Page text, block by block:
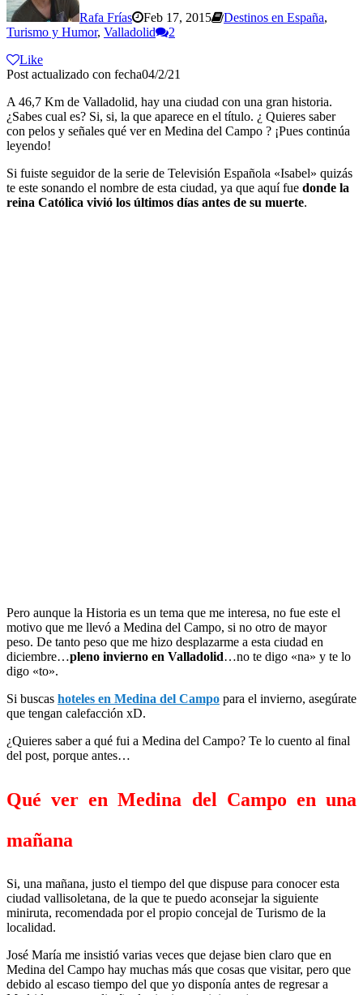
Rafa Frías Feb 17, 2015 Destinos en España,
Turismo y Humor, Valladolid
2
Like
Post actualizado con fecha04/2/21
A 46,7 Km de Valladolid, hay una ciudad con una gran historia.
¿Sabes cual es? Si, si, la que aparece en el título. ¿ Quieres saber
con pelos y señales qué ver en Medina del Campo ? ¡Pues continúa
leyendo!
Si fuiste seguidor de la serie de Televisión Española «Isabel» quizás
te este sonando el nombre de esta ciudad, ya que aquí fue donde la
reina Católica vivió los últimos días antes de su muerte.
Pero aunque la Historia es un tema que me interesa, no fue este el
motivo que me llevó a Medina del Campo, si no otro de mayor
peso. De tanto peso que me hizo desplazarme a esta ciudad en
diciembre…pleno invierno en Valladolid…no te digo «na» y te lo
digo «to».
Si buscas hoteles en Medina del Campo para el invierno, asegúrate
que tengan calefacción xD.
¿Quieres saber a qué fui a Medina del Campo? Te lo cuento al final
del post, porque antes…
Qué ver en Medina del Campo en una
mañana
Si, una mañana, justo el tiempo del que dispuse para conocer esta
ciudad vallisoletana, de la que te puedo aconsejar la siguiente
miniruta, recomendada por el propio concejal de Turismo de la
localidad.
José María me insistió varias veces que dejase bien claro que en
Medina del Campo hay muchas más que cosas que visitar, pero que
debido al escaso tiempo del que yo disponía antes de regresar a